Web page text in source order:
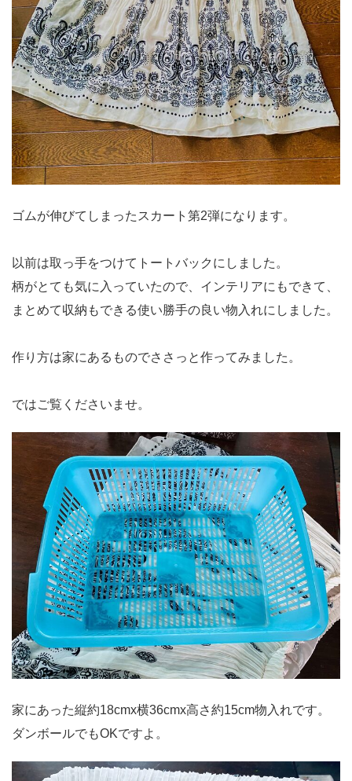
ゴムが伸びてしまったスカート第2弾になります。
以前は取っ手をつけてトートバックにしました。
柄がとても気に入っていたので、インテリアにもできて、
まとめて収納もできる使い勝手の良い物入れにしました。
作り方は家にあるものでささっと作ってみました。
ではご覧くださいませ。
家にあった縦約18cmx横36cmx高さ約15cm物入れです。
ダンボールでもOKですよ。